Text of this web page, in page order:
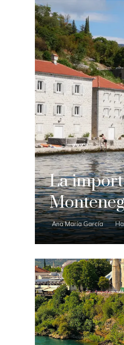
La
Ana María García